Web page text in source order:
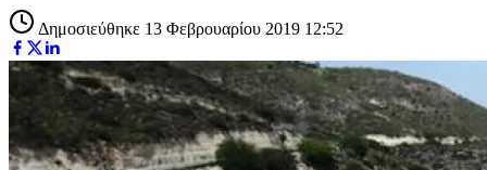
Δημοσιεύθηκε 13 Φεβρουαρίου 2019 12:52